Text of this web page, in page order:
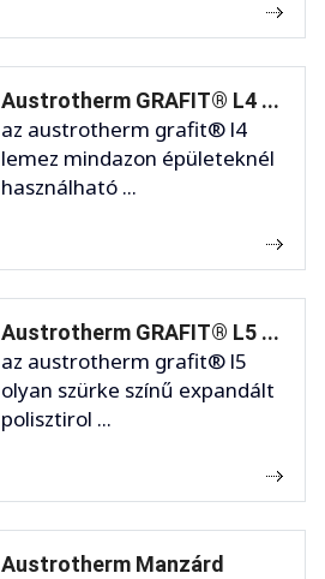
Austrotherm GRAFIT® L4 ...
az austrotherm grafit® l4
lemez mindazon épületeknél
használható ...
Austrotherm GRAFIT® L5 ...
az austrotherm grafit® l5
olyan szürke színű expandált
polisztirol ...
Austrotherm Manzárd